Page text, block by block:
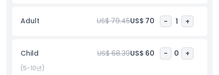
입니다. 스튜디오 스토어에서 독점 워너 브라더스 상품 쇼핑하는 것
도 잊지 마세요. 잊을 수 없는 할리우드 경험을 위해 지금 워너 브라
하이라이트
Adult US$ 79.45US$ 70 - 1 +
Child US$ 68.39US$ 60 - 0 +
(5-10년)